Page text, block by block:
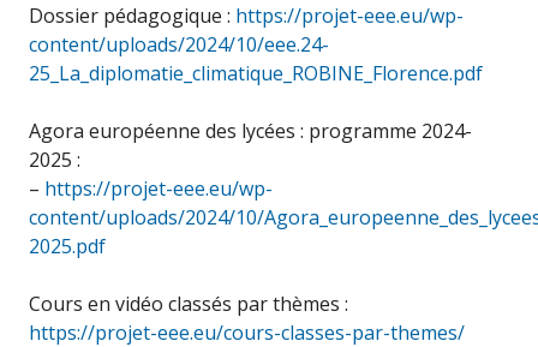
Dossier pédagogique : https://projet-eee.eu/wp-
content/uploads/2024/10/eee.24-
25_La_diplomatie_climatique_ROBINE_Florence.pdf
Agora européenne des lycées : programme 2024-
2025 :
– https://projet-eee.eu/wp-
content/uploads/2024/10/
2025.pdf
Cours en vidéo classés par thèmes :
https://projet-eee.eu/cours-classes-par-themes/